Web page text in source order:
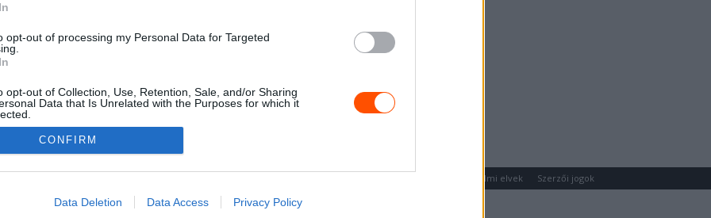
opt-out of processing my Personal Data for Targeted
opt-out of Collection, Use, Retention, Sale, and/or Sharing
Data that Is Unrelated with the Purposes for which it
allow Google to enable storage related to advertising like cookies on
CONFIRM
Data Deletion Data Access Privacy Policy
Adatvédelmi elvek Szerzői jogok